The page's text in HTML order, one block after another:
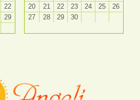
22
29
20
21 22 23 24 25
26
27
28 29 30